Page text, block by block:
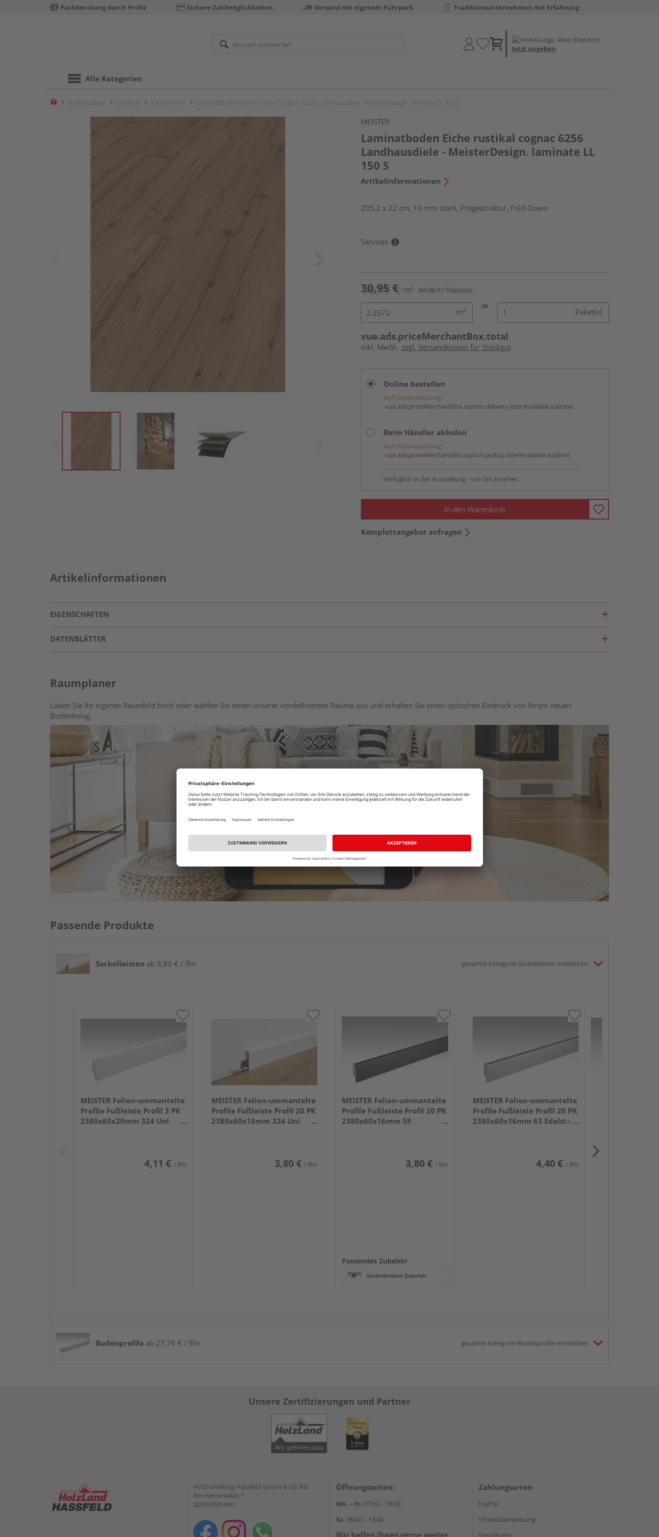
Fachberatung durch Profis Sichere Zahlmöglichkeiten Versand mit eigenem Fuhrpark Traditionsunternehmen mit Erfahrung
Mein Standort:
Jetzt angeben
Alle Kategorien
Home
MEISTER
Laminatboden Eiche rustikal cognac 6256
Landhausdiele - MeisterDesign. laminate LL
150 S
Artikelinformationen
205,2 x 22 cm, 10 mm stark, Prägestruktur, Fold-Down
Services
30,95 € / m² (69,86 € / Paket(e))
m² Paket(e)
vue.ads.priceMerchantBox.total
inkl. MwSt. zzgl. Versandkosten für Stückgut
Online bestellen
Auf Vorbestellung:
vue.ads.priceMerchantBox.option.delivery.laterAvailable.subtext
Beim Händler abholen
Auf Vorbestellung:
vue.ads.priceMerchantBox.option.pickup.laterAvailable.subtext
Verfügbar in der Ausstellung - vor Ort ansehen.
In den Warenkorb
Komplettangebot anfragen
Artikelinformationen
EIGENSCHAFTEN
DATENBLÄTTER
Raumplaner
Laden Sie Ihr eigenes Raumbild hoch oder wählen Sie einen unserer vordefinierten Räume aus und erhalten Sie einen optischen Eindruck von Ihrem neuen
Bodenbelag.
Passende Produkte
Sockelleisten ab 3,80 € / lfm gesamte Kategorie Sockelleisten entdecken
MEISTER Folien-ummantelte
Profile Fußleiste Profil 3 PK
2380x60x20mm 324 Uni
4,11 € / lfm
MEISTER Folien-ummantelte
Profile Fußleiste Profil 20 PK
2380x60x16mm 324 Uni
3,80 € / lfm
MEISTER Folien-ummantelte
Profile Fußleiste Profil 20 PK
2380x60x16mm 59
3,80 € / lfm
Passendes Zubehör
Sockelleisten-Zubehör
MEISTER Folien-ummantelte
Profile Fußleiste Profil 20 PK
2380x60x16mm 63 Edelstahl
4,40 € / lfm
Bodenprofile ab 27,76 € / lfm gesamte Kategorie Bodenprofile entdecken
Unsere Zertifizierungen und Partner
Holzhandlung Hassfeld GmbH & Co. KG
Am Herrenteich 1
32369 Rahden
Öffnungszeiten:
Mo. – Fr. 07:00 – 18:00
Sa. 08:00 – 13:00
Wir helfen Ihnen gerne weiter
Zahlungsarten
PayPal
Onlineüberweisung
Kreditkarte